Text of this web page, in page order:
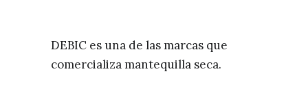
DEBIC es una de las marcas que
comercializa mantequilla seca.